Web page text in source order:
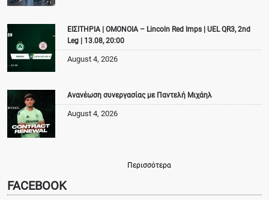
ΕΙΣΙΤΗΡΙΑ | ΟΜΟΝΟΙΑ – Lincoln Red Imps | UEL QR3, 2nd
Leg | 13.08, 20:00
August 4, 2026
Ανανέωση συνεργασίας με Παντελή Μιχάηλ
August 4, 2026
Περισσότερα
FACEBOOK